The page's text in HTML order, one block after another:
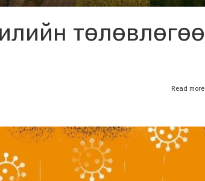
төлөвлөгөө
Read more